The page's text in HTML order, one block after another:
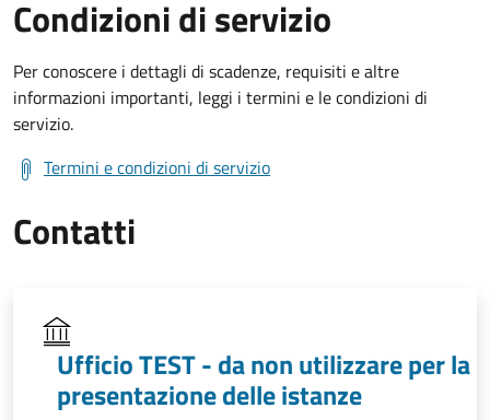
Condizioni di servizio
Per conoscere i dettagli di scadenze, requisiti e altre
informazioni importanti, leggi i termini e le condizioni di
servizio.
Termini e condizioni di servizio
Contatti
Ufficio TEST - da non utilizzare per la
presentazione delle istanze